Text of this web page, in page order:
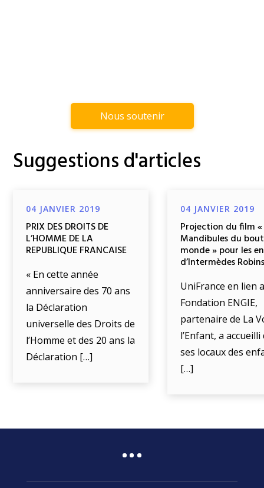
Nous soutenir
Suggestions d'articles
04 JANVIER 2019
PRIX DES DROITS DE
L’HOMME DE LA
REPUBLIQUE FRANCAISE
« En cette année
anniversaire des 70 ans
la Déclaration
universelle des Droits de
l’Homme et des 20 ans la
Déclaration […]
04 JANVIER 2019
Projection du film «
Mandibules du
monde » pour les
d’Intermèdes
UniFrance en lien
Fondation ENGIE,
partenaire de La
l’Enfant, a accueilli
ses locaux des
[…]